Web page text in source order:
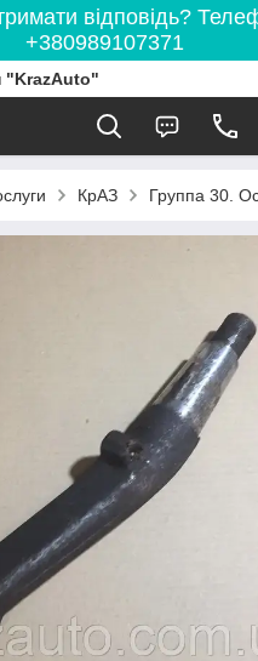
відповідь?
+380989107371
"KrazAuto"
КрАЗ Группа 30.